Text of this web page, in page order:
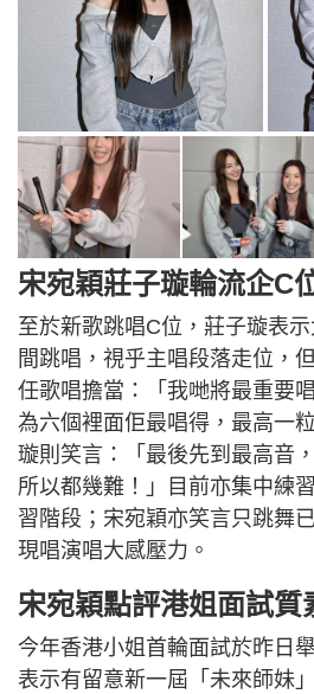
宋宛穎莊子璇輪流企C
至於新歌跳唱C位，莊子璇表
間跳唱，視乎主唱段落走位，
任歌唱擔當：「我哋將最重要
為六個裡面佢最唱得，最高一
璇則笑言：「最後先到最高音
所以都幾難！」目前亦集中練
習階段；宋宛穎亦笑言只跳舞
現唱演唱大感壓力。
宋宛穎點評港姐面試質
今年香港小姐首輪面試於昨日
表示有留意新一屆「未來師妹